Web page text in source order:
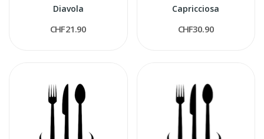
Diavola
CHF21.90
Capricciosa
CHF30.90